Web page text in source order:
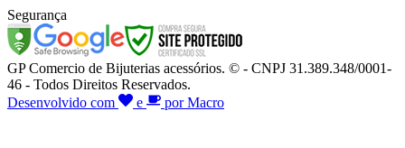
Segurança
GP Comercio de Bijuterias acessórios. © - CNPJ 31.389.348/0001-
46 - Todos Direitos Reservados.
Desenvolvido com
e por Macro